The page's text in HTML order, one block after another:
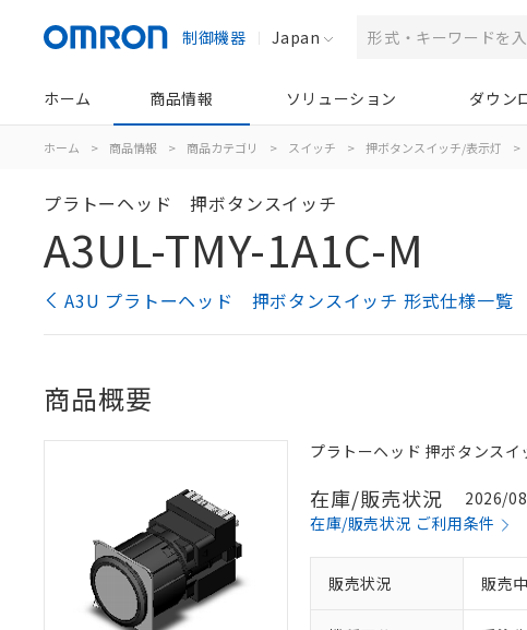
制御機器 Japan
ホーム 商品情報 ソリューション ダウン
ホーム > 商品情報 > 商品カテゴリ > スイッチ > 押ボタンスイッチ/表示灯 >
プラトーヘッド 押ボタンスイッチ
A3UL-TMY-1A1C-M
A3U プラトーヘッド 押ボタンスイッチ 形式仕様一覧
商品概要
プラトーヘッド 押ボタンス
在庫/販売状況
2026/
在庫/販売状況 ご利用条件
販売状況 販売中